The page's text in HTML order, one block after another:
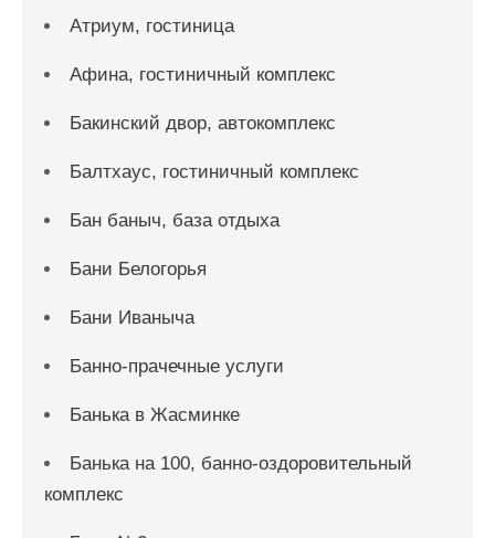
Атриум, гостиница
Афина, гостиничный комплекс
Бакинский двор, автокомплекс
Балтхаус, гостиничный комплекс
Бан баныч, база отдыха
Бани Белогорья
Бани Иваныча
Банно-прачечные услуги
Банька в Жасминке
Банька на 100, банно-оздоровительный
комплекс